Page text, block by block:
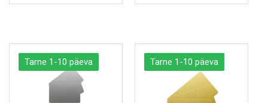
Tarne 1-10 päeva Tarne 1-10 päeva